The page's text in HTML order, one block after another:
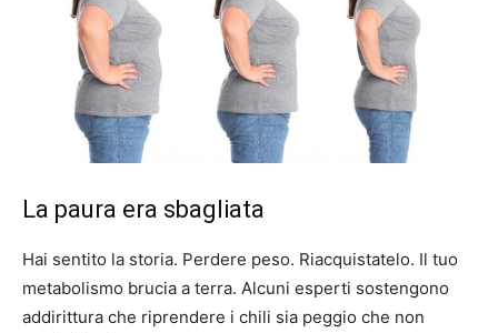
La paura era sbagliata
Hai sentito la storia. Perdere peso. Riacquistatelo. Il tuo
metabolismo brucia a terra. Alcuni esperti sostengono
addirittura che riprendere i chili sia peggio che non